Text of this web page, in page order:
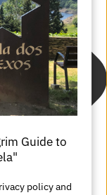
Guide to
policy and